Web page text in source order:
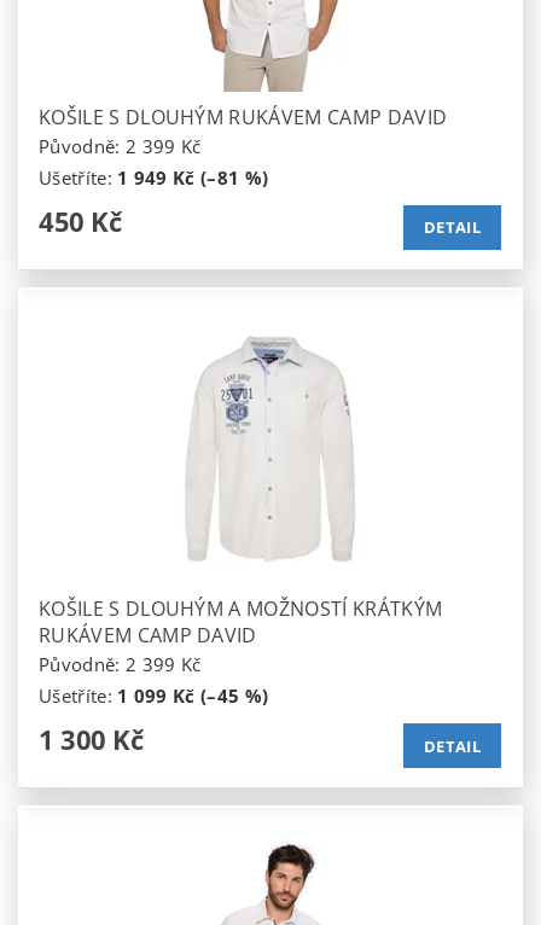
KOŠILE S DLOUHÝM RUKÁVEM CAMP DAVID
Původně: 2 399 Kč
Ušetříte: 1 949 Kč (–81 %)
450 Kč DETAIL
KOŠILE S DLOUHÝM A MOŽNOSTÍ KRÁTKÝM
RUKÁVEM CAMP DAVID
Původně: 2 399 Kč
Ušetříte: 1 099 Kč (–45 %)
1 300 Kč DETAIL